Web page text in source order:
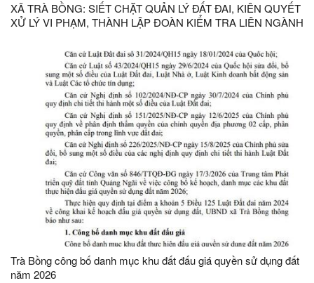
XÃ TRÀ BỒNG: SIẾT CHẶT QUẢN LÝ ĐẤT ĐAI, KIÊN QUYẾT
XỬ LÝ VI PHẠM, THÀNH LẬP ĐOÀN KIỂM TRA LIÊN NGÀNH
Trà Bồng công bố danh mục khu đất đấu giá quyền sử dụng đất
năm 2026